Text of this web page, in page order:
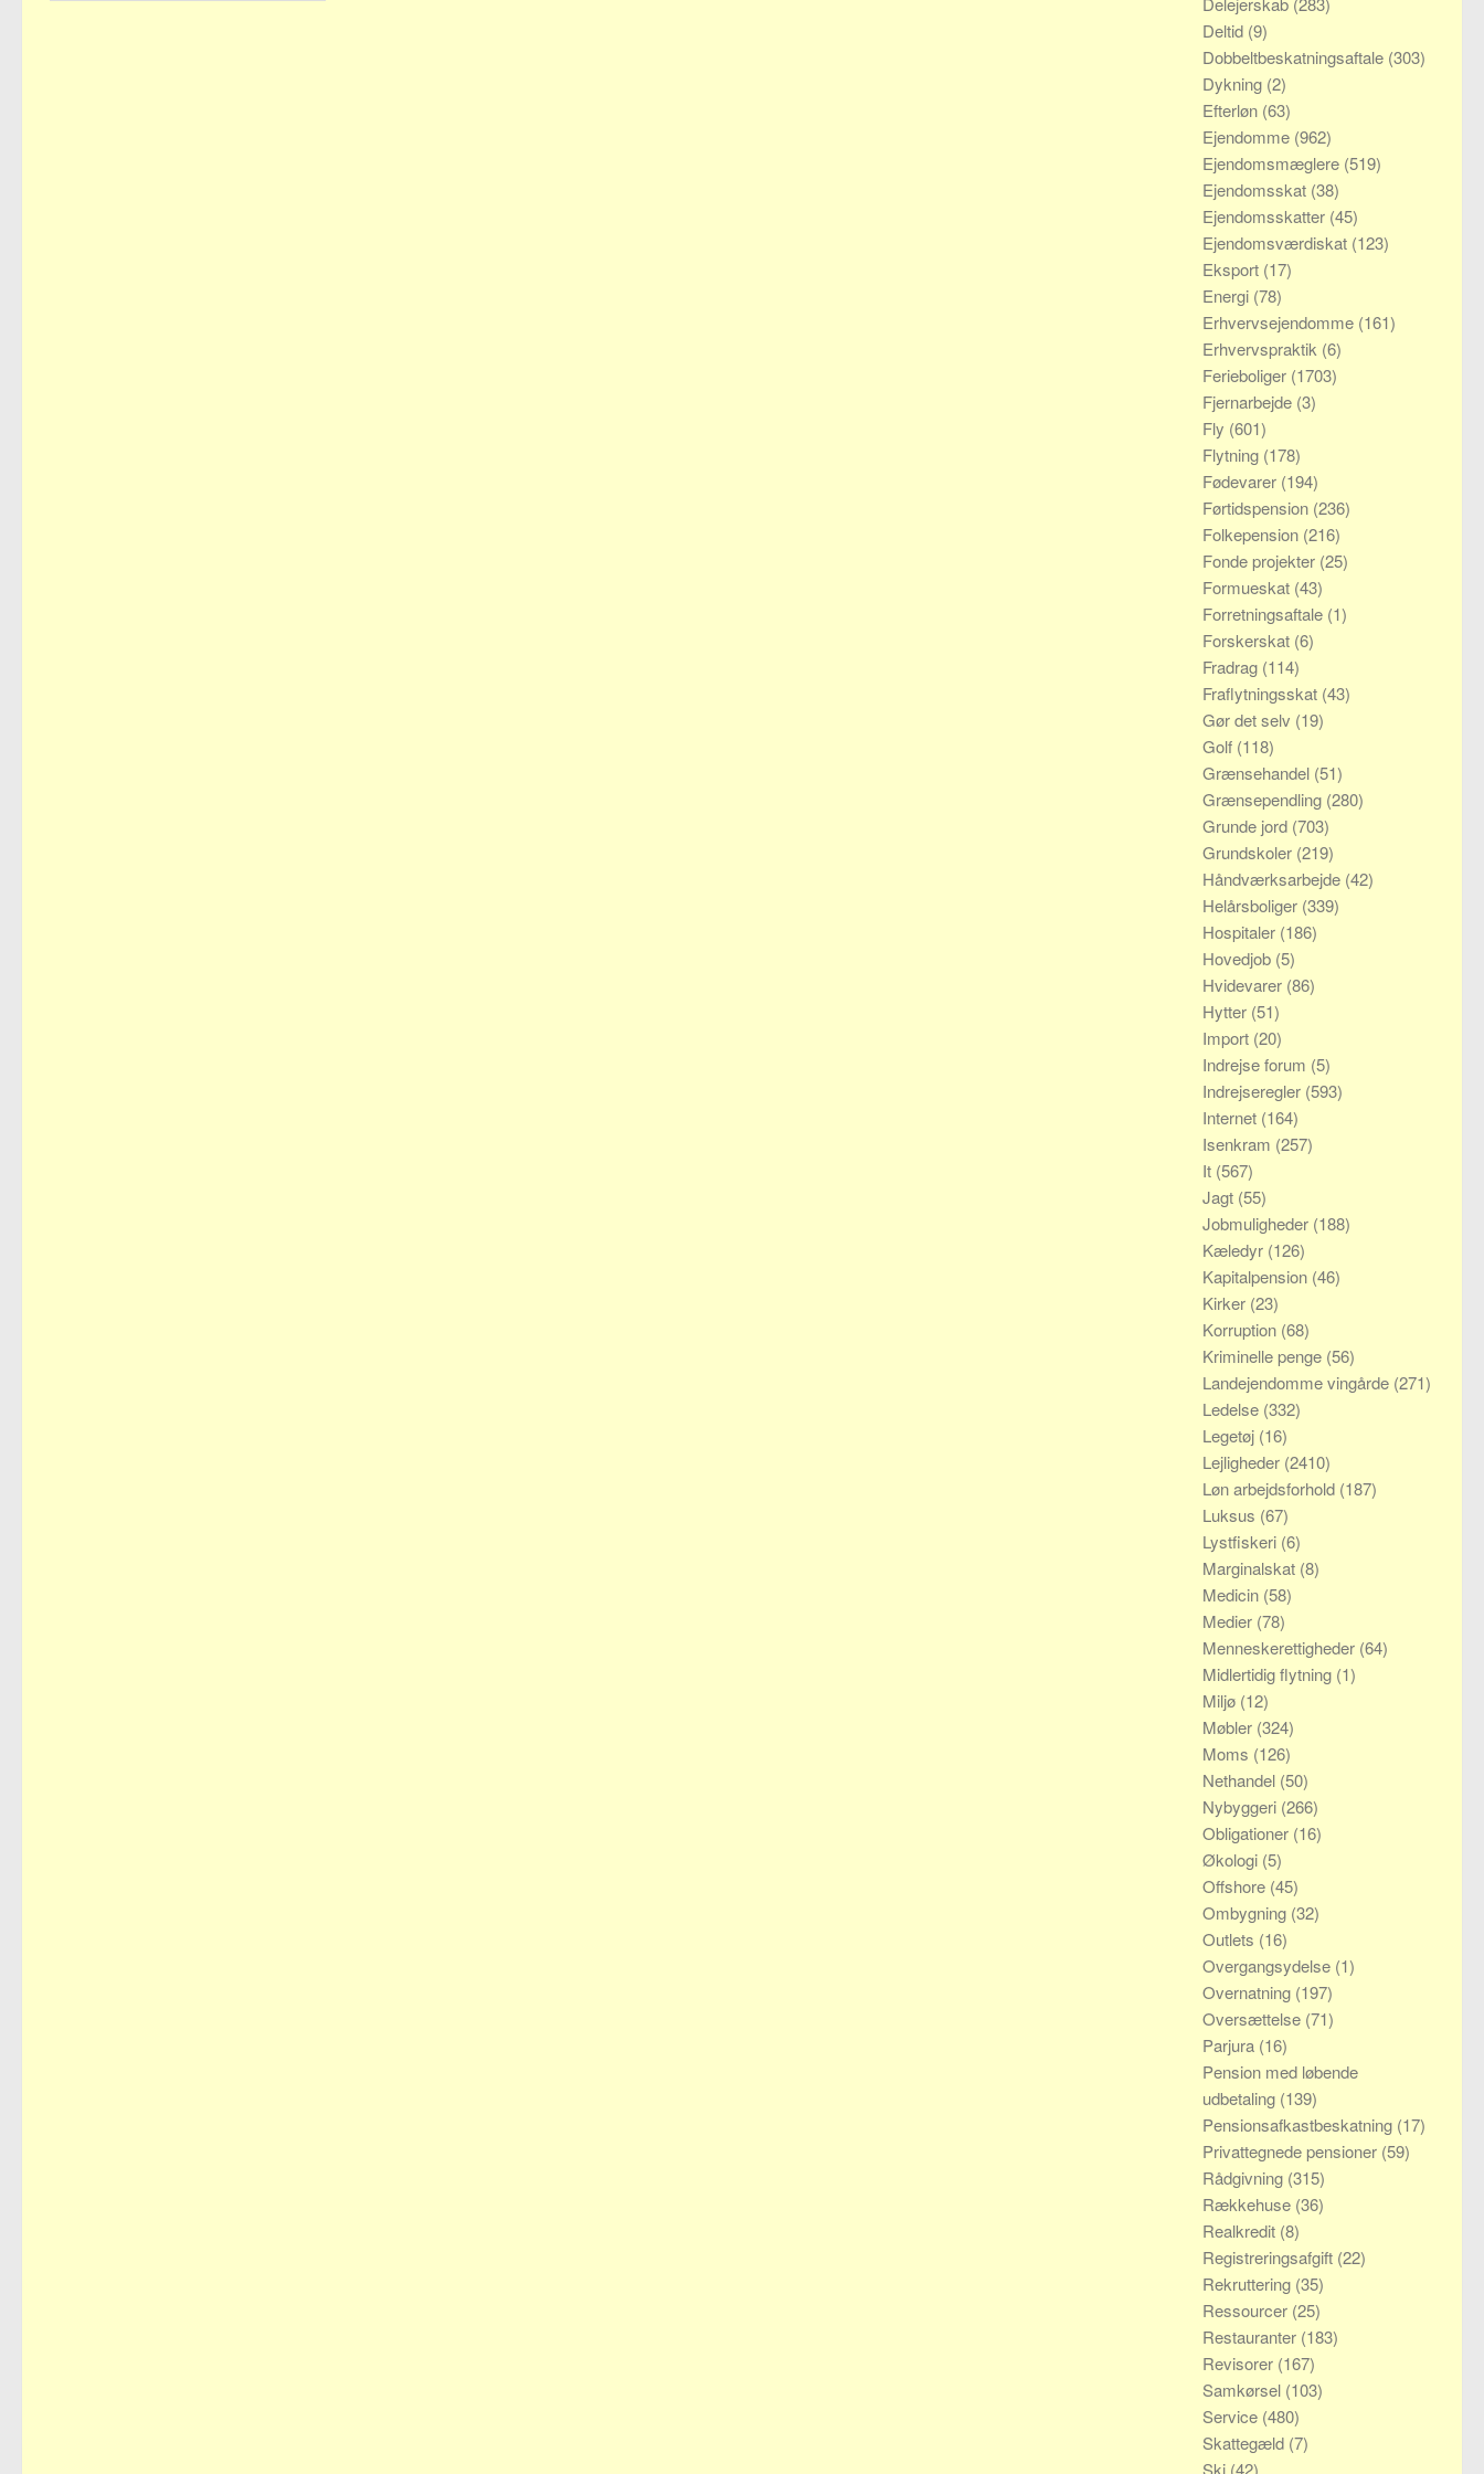
Deltid (9)
Dobbeltbeskatningsaftale (303)
Dykning (2)
Efterløn (63)
Ejendomme (962)
Ejendomsmæglere (519)
Ejendomsskat (38)
Ejendomsskatter (45)
Ejendomsværdiskat (123)
Eksport (17)
Energi (78)
Erhvervsejendomme (161)
Erhvervspraktik (6)
Ferieboliger (1703)
Fjernarbejde (3)
Fly (601)
Flytning (178)
Fødevarer (194)
Førtidspension (236)
Folkepension (216)
Fonde projekter (25)
Formueskat (43)
Forretningsaftale (1)
Forskerskat (6)
Fradrag (114)
Fraflytningsskat (43)
Gør det selv (19)
Golf (118)
Grænsehandel (51)
Grænsependling (280)
Grunde jord (703)
Grundskoler (219)
Håndværksarbejde (42)
Helårsboliger (339)
Hospitaler (186)
Hovedjob (5)
Hvidevarer (86)
Hytter (51)
Import (20)
Indrejse forum (5)
Indrejseregler (593)
Internet (164)
Isenkram (257)
It (567)
Jagt (55)
Jobmuligheder (188)
Kæledyr (126)
Kapitalpension (46)
Kirker (23)
Korruption (68)
Kriminelle penge (56)
Landejendomme vingårde (271)
Ledelse (332)
Legetøj (16)
Lejligheder (2410)
Løn arbejdsforhold (187)
Luksus (67)
Lystfiskeri (6)
Marginalskat (8)
Medicin (58)
Medier (78)
Menneskerettigheder (64)
Midlertidig flytning (1)
Miljø (12)
Møbler (324)
Moms (126)
Nethandel (50)
Nybyggeri (266)
Obligationer (16)
Økologi (5)
Offshore (45)
Ombygning (32)
Outlets (16)
Overgangsydelse (1)
Overnatning (197)
Oversættelse (71)
Parjura (16)
Pension med løbende
udbetaling (139)
Pensionsafkastbeskatning (17)
Privattegnede pensioner (59)
Rådgivning (315)
Rækkehuse (36)
Realkredit (8)
Registreringsafgift (22)
Rekruttering (35)
Ressourcer (25)
Restauranter (183)
Revisorer (167)
Samkørsel (103)
Service (480)
Skattegæld (7)
Ski (42)